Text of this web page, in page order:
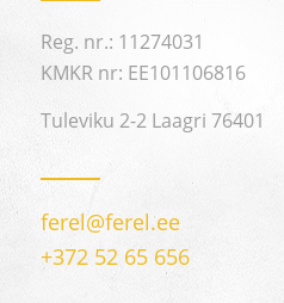
Reg. nr.: 11274031
KMKR nr: EE101106816
Tuleviku 2-2 Laagri 76401
ferel@ferel.ee
+372 52 65 656